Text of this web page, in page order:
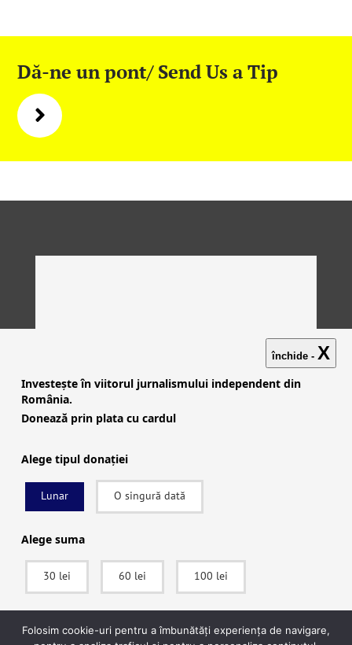
Dă-ne un pont/ Send Us a Tip
Investigații Știri |Explicative
facebook|instagram x (twitter)|youtube
Politica de confidențialitate|Politica de cookies
închide - X
Investește în viitorul jurnalismului independent din
România.
Donează prin plata cu cardul
Alege tipul donației
Lunar O singură dată
Alege suma
30 lei 60 lei 100 lei
SUSȚINE
Folosim cookie-uri pentru a îmbunătăți experiența de navigare,